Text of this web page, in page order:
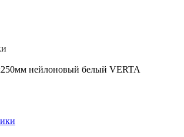
нейлоновый белый VERTA